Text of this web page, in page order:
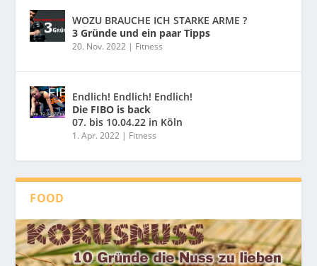
WOZU BRAUCHE ICH STARKE ARME ?
3 Gründe und ein paar Tipps
20. Nov. 2022 | Fitness
Endlich! Endlich! Endlich!
Die FIBO is back
07. bis 10.04.22 in Köln
1. Apr. 2022 | Fitness
FOOD